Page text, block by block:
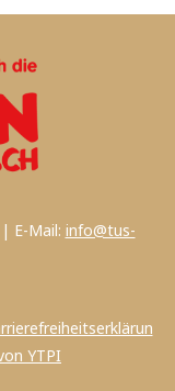
E-Mail: info@tus-
YTPI